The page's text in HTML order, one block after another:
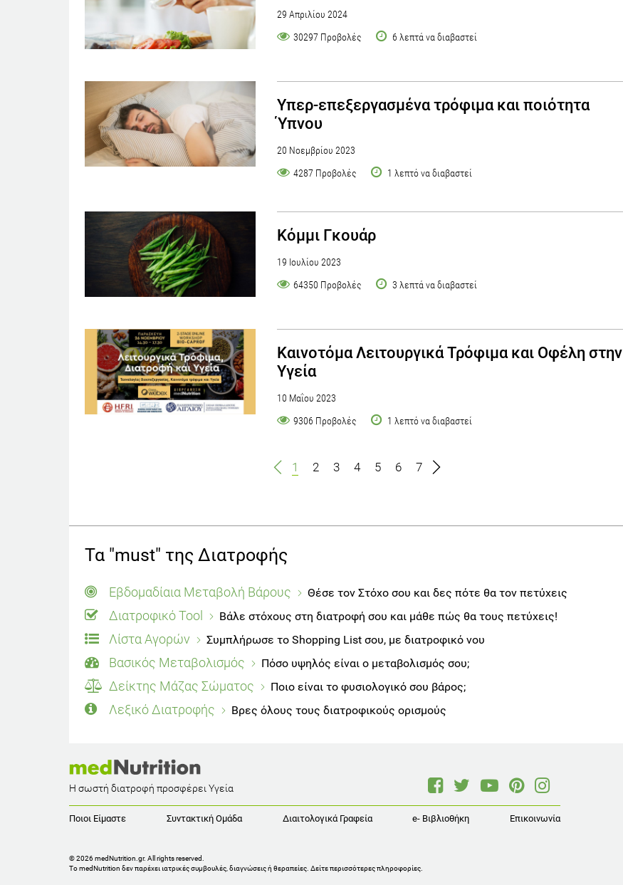
29 Απριλίου 2024
30297 Προβολές
6 λεπτά να διαβαστεί
Υπερ-επεξεργασμένα τρόφιμα και ποιότητα
Ύπνου
20 Νοεμβρίου 2023
4287 Προβολές
1 λεπτό να διαβαστεί
Κόμμι Γκουάρ
19 Ιουλίου 2023
64350 Προβολές
3 λεπτά να διαβαστεί
Καινοτόμα Λειτουργικά Τρόφιμα και Οφέλη στην
Υγεία
10 Μαΐου 2023
9306 Προβολές
1 λεπτό να διαβαστεί
1 2 3 4 5 6 7
Τα "must" της Διατροφής
Εβδομαδίαια Μεταβολή Βάρους Θέσε τον Στόχο σου και δες πότε θα τον πετύχεις
Διατροφικό Tool Βάλε στόχους στη διατροφή σου και μάθε πώς θα τους πετύχεις!
Λίστα Αγορών Συμπλήρωσε το Shopping List σου, με διατροφικό νου
Βασικός Μεταβολισμός Πόσο υψηλός είναι ο μεταβολισμός σου;
Δείκτης Μάζας Σώματος Ποιο είναι το φυσιολογικό σου βάρος;
Λεξικό Διατροφής Βρες όλους τους διατροφικούς ορισμούς
Η σωστή διατροφή προσφέρει Υγεία
Ποιοι Είμαστε Συντακτική Ομάδα Διαιτολογικά Γραφεία e- Βιβλιοθήκη Επικοινωνία
© 2026 medNutrition.gr. All rights reserved.
Το medNutrition δεν παρέχει ιατρικές συμβουλές, διαγνώσεις ή θεραπείες. Δείτε περισσότερες πληροφορίες